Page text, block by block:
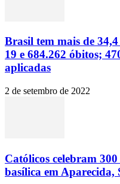
Brasil tem mais de
19 e 684.262 óbitos;
aplicadas
2 de setembro de 2022
Católicos celebram
basílica em Aparecida,